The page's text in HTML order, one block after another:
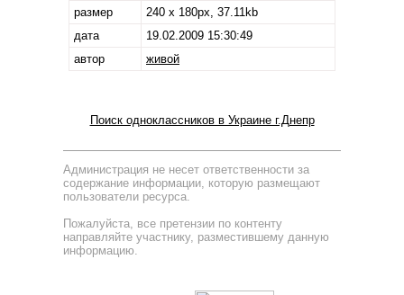
размер
240 x 180px, 37.11kb
дата
19.02.2009 15:30:49
автор
живой
Поиск одноклассников в Украине г.Днепр
Администрация не несет ответственности за
содержание информации, которую размещают
пользователи ресурса.
Пожалуйста, все претензии по контенту
направляйте участнику, разместившему данную
информацию.